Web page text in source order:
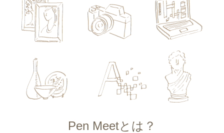
Pen Meetとは？